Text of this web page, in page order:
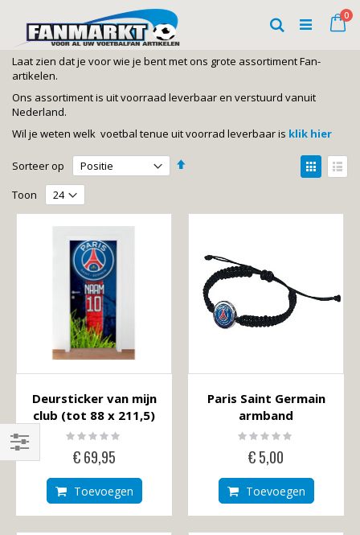
naar
inhoud
0
Zoeken
Laat zien dat je voor wie je bent met ons grote assortiment Fan-
artikelen.
Ons assortiment is uit voorraad leverbaar en verstuurd vanuit
Nederland.
Wil je weten welk voetbal tenue uit voorrad leverbaar is klik hier
Sorteer op
Van
Tonen
als
Toon
Deursticker van mijn
club (tot 88 x 211,5)
Rating:
0%
€ 69,95
Toevoegen
Paris Saint Germain
armband
Rating:
0%
€ 5,00
Toevoegen
Shop